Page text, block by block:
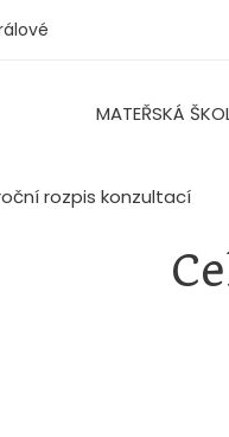
MATEŘSKÁ
rozpis konzultací